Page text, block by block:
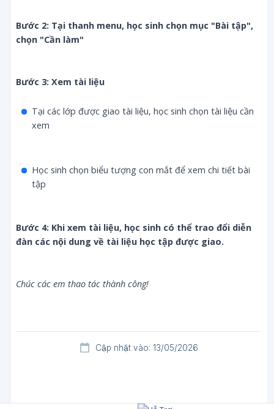
Bước 2: Tại thanh menu, học sinh chọn mục "Bài tập",
chọn "Cần làm"
Bước 3: Xem tài liệu
Tại các lớp được giao tài liệu, học sinh chọn tài liệu cần
xem
Học sinh chọn biểu tượng con mắt để xem chi tiết bài
tập
Bước 4: Khi xem tài liệu, học sinh có thể trao đổi diễn
đàn các nội dung về tài liệu học tập được giao.
Chúc các em thao tác thành công!
Cập nhật vào: 13/05/2026